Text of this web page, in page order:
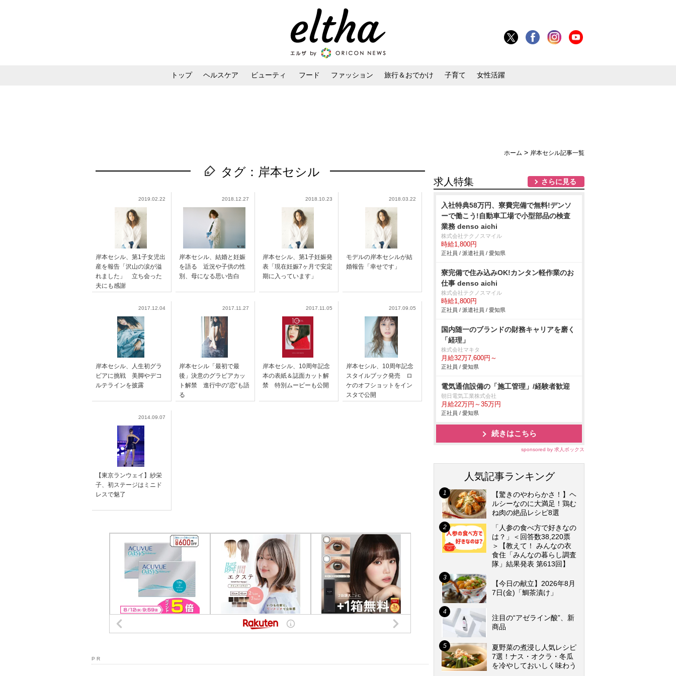
トップ ヘルスケア ビューティ フード ファッション 旅行＆おでかけ 子育て 女性活躍
ホーム > 岸本セシル記事一覧
タグ：岸本セシル
2019.02.22
岸本セシル、第1子女児出
産を報告「沢山の涙が溢
れました」 立ち会った
夫にも感謝
2018.12.27
岸本セシル、結婚と妊娠
を語る 近況や子供の性
別、母になる思い告白
2018.10.23
岸本セシル、第1子妊娠発
表「現在妊娠7ヶ月で安定
期に入っています」
2018.03.22
モデルの岸本セシルが結
婚報告「幸せです」
2017.12.04
岸本セシル、人生初グラ
ビアに挑戦 美脚やデコ
ルテラインを披露
2017.11.27
岸本セシル「最初で最
後」決意のグラビアカッ
ト解禁 進行中の“恋”も語
る
2017.11.05
岸本セシル、10周年記念
本の表紙＆誌面カット解
禁 特別ムービーも公開
2017.09.05
岸本セシル、10周年記念
スタイルブック発売 ロ
ケのオフショットをイン
スタで公開
2014.09.07
【東京ランウェイ】紗栄
子、初ステージはミニド
レスで魅了
P R
求人特集 さらに見る
入社特典58万円、寮費完備で無料!デンソ
ーで働こう!自動車工場で小型部品の検査
業務 denso aichi
株式会社テクノスマイル
時給1,800円
正社員 / 派遣社員 / 愛知県
寮完備で住み込みOK!カンタン軽作業のお
仕事 denso aichi
株式会社テクノスマイル
時給1,800円
正社員 / 派遣社員 / 愛知県
国内随一のブランドの財務キャリアを磨く
「経理」
株式会社マキタ
月給32万7,600円～
正社員 / 愛知県
電気通信設備の「施工管理」/経験者歓迎
朝日電気工業株式会社
月給22万円～35万円
正社員 / 愛知県
続きはこちら
sponsored by 求人ボックス
人気記事ランキング
【驚きのやわらかさ！】ヘ
ルシーなのに大満足！鶏む
ね肉の絶品レシピ8選
「人参の食べ方で好きなの
は？」＜回答数38,220票
＞【教えて！ みんなの衣
食住「みんなの暮らし調査
隊」結果発表 第613回】
【今日の献立】2026年8月
7日(金)「鯛茶漬け」
注目の“アゼライン酸”、新
商品
夏野菜の煮浸し人気レシピ
7選！ナス・オクラ・冬瓜
を冷やしておいしく味わう